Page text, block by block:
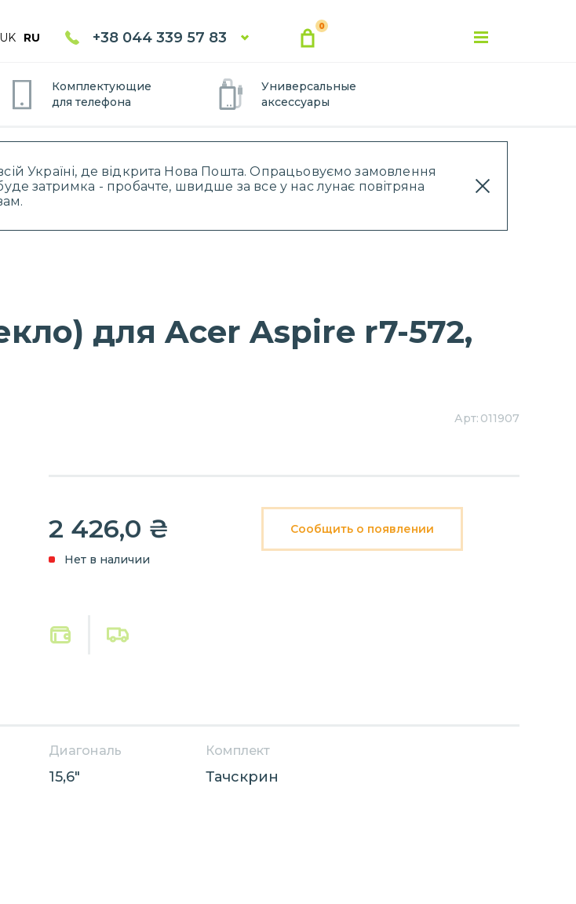
Україні, де відкрита Нова Пошта. Опрацьовуємо замовлення
затримка - пробачте, швидше за все у нас лунає повітряна
UK RU +38 044 339 57 83
0
Комплектующие
для телефона
Универсальные
аксессуары
для Acer Aspire r7-572,
Арт: 011907
2 426,0 ₴
Нет в наличии
Сообщить о появлении
Диагональ
15,6"
Комплект
Тачскрин